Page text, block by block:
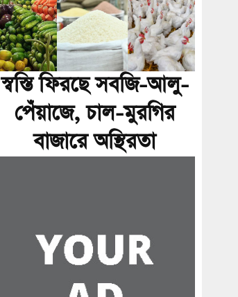
স্বস্তি ফিরছে সবজি-আলু-
পেঁয়াজে, চাল-মুরগির
বাজারে অস্থিরতা